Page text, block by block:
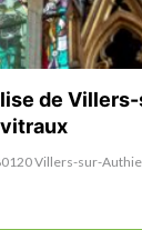
de
Villers-sur-Authie